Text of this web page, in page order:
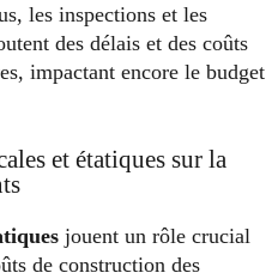
les inspections et les
des délais et des coûts
impactant encore le budget
et étatiques sur la
jouent un rôle crucial
de construction des